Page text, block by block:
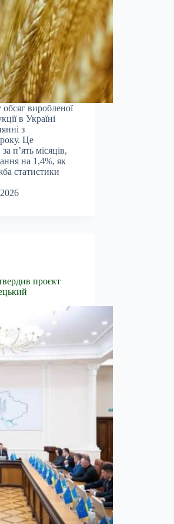
виробленої
в Україні
з
Це
п’ять місяців,
на 1,4%, як
статистики
проєкт